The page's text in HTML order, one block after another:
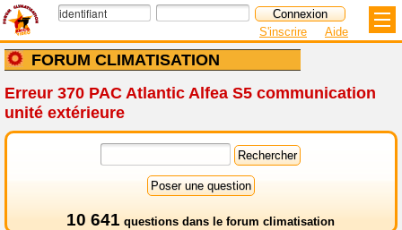
FORUM CLIMATISATION
S'inscrire Aide
Erreur 370 PAC Atlantic Alfea S5 communication
unité extérieure
10 641 questions dans le forum climatisation